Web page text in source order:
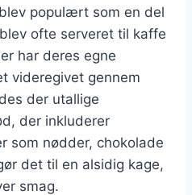
populært som en del
ofte serveret til kaffe
har deres egne
videregivet gennem
der utallige
der inkluderer
som nødder, chokolade
det til en alsidig kage,
smag.